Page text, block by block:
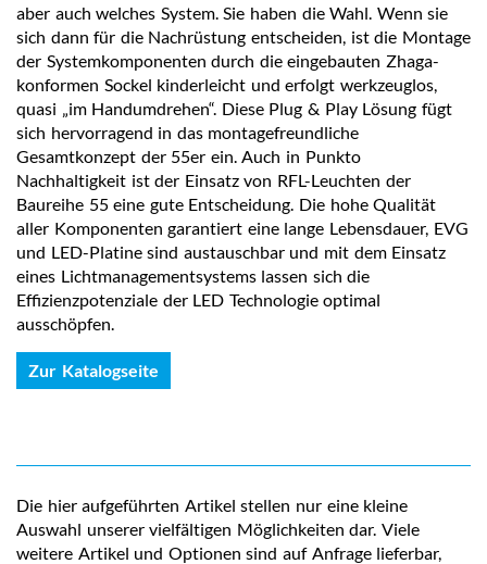
aber auch welches System. Sie haben die Wahl. Wenn sie
sich dann für die Nachrüstung entscheiden, ist die Montage
der Systemkomponenten durch die eingebauten Zhaga-
konformen Sockel kinderleicht und erfolgt werkzeuglos,
quasi „im Handumdrehen“. Diese Plug & Play Lösung fügt
sich hervorragend in das montagefreundliche
Gesamtkonzept der 55er ein. Auch in Punkto
Nachhaltigkeit ist der Einsatz von RFL-Leuchten der
Baureihe 55 eine gute Entscheidung. Die hohe Qualität
aller Komponenten garantiert eine lange Lebensdauer, EVG
und LED-Platine sind austauschbar und mit dem Einsatz
eines Lichtmanagementsystems lassen sich die
Effizienzpotenziale der LED Technologie optimal
ausschöpfen.
Zur Katalogseite
Die hier aufgeführten Artikel stellen nur eine kleine
Auswahl unserer vielfältigen Möglichkeiten dar. Viele
weitere Artikel und Optionen sind auf Anfrage lieferbar,